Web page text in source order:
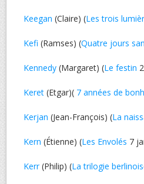
Keegan (Claire) (Les trois
Kefi (Ramses) (Quatre jours
Kennedy (Margaret) (Le festin
Keret (Etgar)( 7 années de
Kerjan (Jean-François) (La
Kern (Étienne) (Les Envolés 7
Kerr(Philip) (La trilogie